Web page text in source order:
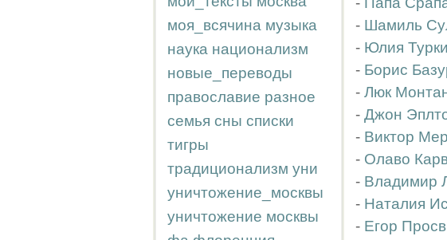
моя_всячина музыка
наука национализм
новые_переводы
православие разное
семья сны списки
тигры
традиционализм уни
уничтожение_москвы
уничтожение москвы
- Шамиль
- Юлия
- Борис
- Люк
- Джон
- Виктор
- Олаво
- Владимир
- Наталия
- Егор